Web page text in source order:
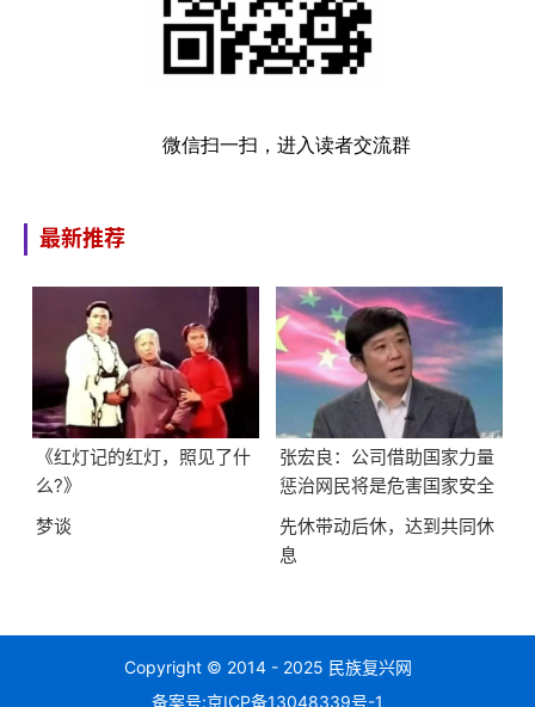
微信扫一扫，进入读者交流群
最新推荐
《红灯记的红灯，照见了什
么?》
张宏良：公司借助国家力量
惩治网民将是危害国家安全
的最大隐患
梦谈
先休带动后休，达到共同休
息
Copyright © 2014 - 2025 民族复兴网
备案号:京ICP备13048339号-1